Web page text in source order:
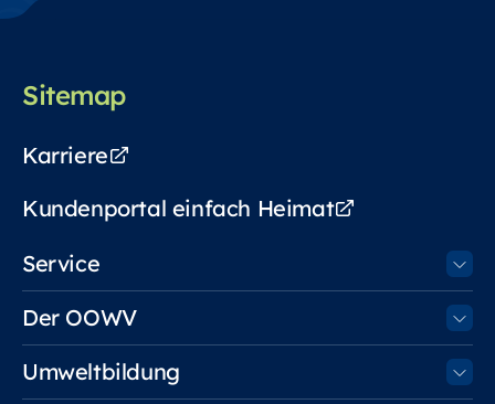
Sitemap
Service
Der OOWV
Umweltbildung
Karriere
Kundenportal einfach Heimat